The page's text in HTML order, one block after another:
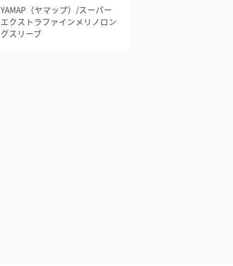
YAMAP（ヤマップ）/スーパー
エクストラファインメリノロン
グスリーブ